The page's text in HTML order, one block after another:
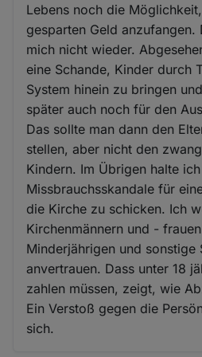
Lebens noch die
gesparten Geld anzufangen.
mich nicht wieder.
eine Schande, Kinder durch
System hinein zu bringen
später auch noch für den
Das sollte man dann den
stellen, aber nicht den
Kindern. Im Übrigen halte
Missbrauchsskandale für
die Kirche zu schicken. Ich
Kirchenmännern und -
Minderjährigen und sonstige
anvertrauen. Dass unter 18
zahlen müssen, zeigt, wie
Ein Verstoß gegen die
sich.